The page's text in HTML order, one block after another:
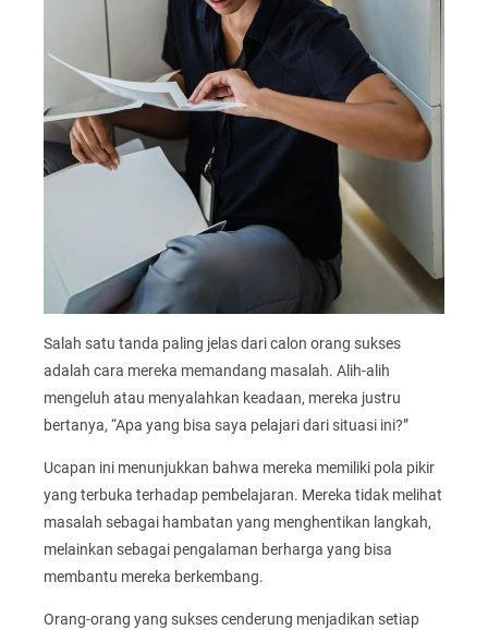
Salah satu tanda paling jelas dari calon orang sukses
adalah cara mereka memandang masalah. Alih-alih
mengeluh atau menyalahkan keadaan, mereka justru
bertanya, “Apa yang bisa saya pelajari dari situasi ini?”
Ucapan ini menunjukkan bahwa mereka memiliki pola pikir
yang terbuka terhadap pembelajaran. Mereka tidak melihat
masalah sebagai hambatan yang menghentikan langkah,
melainkan sebagai pengalaman berharga yang bisa
membantu mereka berkembang.
Orang-orang yang sukses cenderung menjadikan setiap